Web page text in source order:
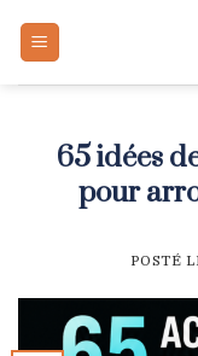
65 idées
pour
POSTÉ